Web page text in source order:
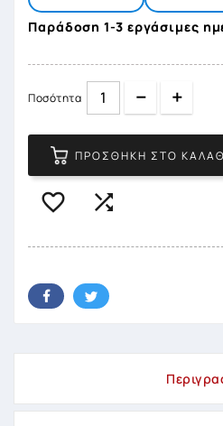
Παράδοση 1-3 εργάσιμες
Ποσότητα Quantity
ΠΡΟΣΘΉΚΗ ΣΤΟ
 